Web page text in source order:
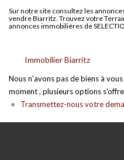
Sur notre site consultez les
vendre Biarritz. Trouvez votre
annonces immobilières de
Immobilier Biarritz
Nous n'avons pas de biens à
moment , plusieurs options
Transmettez-nous votre